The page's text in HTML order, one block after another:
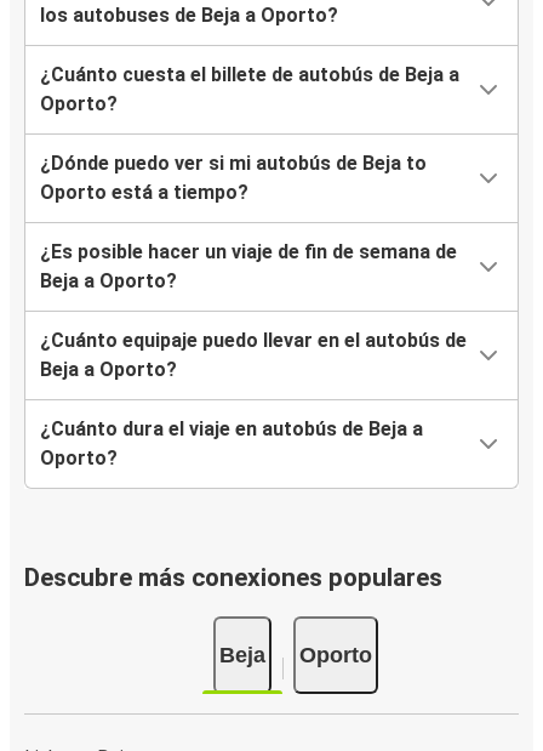
los autobuses de Beja a Oporto?
¿Cuánto cuesta el billete de autobús de Beja a
Oporto?
¿Dónde puedo ver si mi autobús de Beja to
Oporto está a tiempo?
¿Es posible hacer un viaje de fin de semana de
Beja a Oporto?
¿Cuánto equipaje puedo llevar en el autobús de
Beja a Oporto?
¿Cuánto dura el viaje en autobús de Beja a
Oporto?
Descubre más conexiones populares
Beja Oporto